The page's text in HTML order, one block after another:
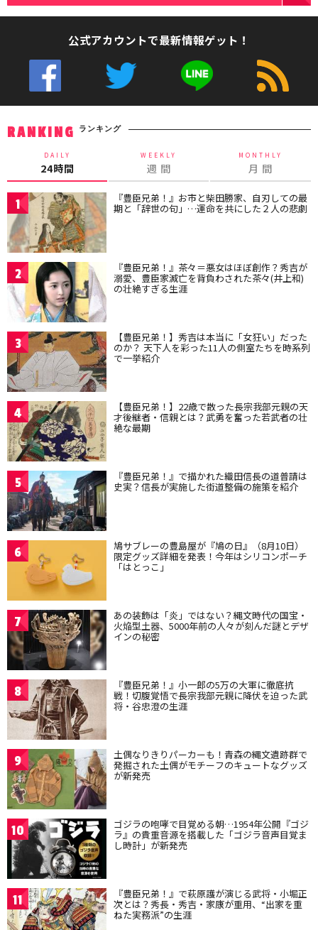
公式アカウントで最新情報ゲット！
RANKING ランキング
DAILY
24時間
WEEKLY
週 間
MONTHLY
月 間
1 『豊臣兄弟！』お市と柴田勝家、自刃しての最
期と「辞世の句」…運命を共にした２人の悲劇
2 『豊臣兄弟！』茶々＝悪女はほぼ創作？秀吉が
溺愛、豊臣家滅亡を背負わされた茶々(井上和)
の壮絶すぎる生涯
3 【豊臣兄弟！】秀吉は本当に「女狂い」だった
のか？ 天下人を彩った11人の側室たちを時系列
で一挙紹介
4 【豊臣兄弟！】22歳で散った長宗我部元親の天
才後継者・信親とは？武勇を奮った若武者の壮
絶な最期
5 『豊臣兄弟！』で描かれた織田信長の道普請は
史実？信長が実施した街道整備の施策を紹介
6 鳩サブレーの豊島屋が『鳩の日』（8月10日）
限定グッズ詳細を発表！今年はシリコンポーチ
「はとっこ」
7 あの装飾は「炎」ではない？縄文時代の国宝・
火焔型土器、5000年前の人々が刻んだ謎とデザ
インの秘密
8 『豊臣兄弟！』小一郎の5万の大軍に徹底抗
戦！切腹覚悟で長宗我部元親に降伏を迫った武
将・谷忠澄の生涯
9 土偶なりきりパーカーも！青森の縄文遺跡群で
発掘された土偶がモチーフのキュートなグッズ
が新発売
10 ゴジラの咆哮で目覚める朝…1954年公開『ゴジ
ラ』の貴重音源を搭載した「ゴジラ音声目覚ま
し時計」が新発売
11 『豊臣兄弟！』で萩原護が演じる武将・小堀正
次とは？秀長・秀吉・家康が重用、“出家を重
ねた実務派”の生涯